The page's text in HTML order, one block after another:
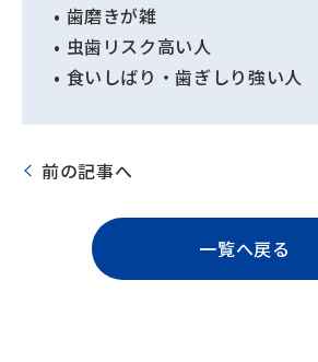
• 歯磨きが雑
• 虫歯リスク高い人
• 食いしばり・歯ぎしり強い人
前の記事へ
一覧へ戻る